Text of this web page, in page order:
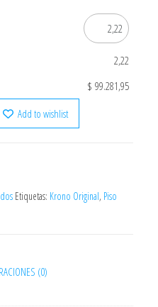
2,22
$ 99.281,95
Add to wishlist
Etiquetas: Krono Original, Piso
(0)